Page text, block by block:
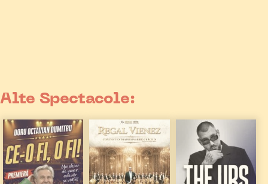
Alte Spectacole: